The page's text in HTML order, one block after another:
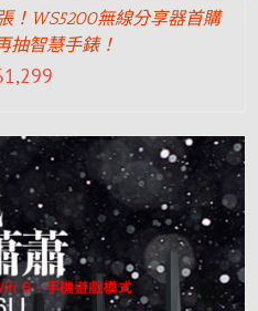
！WS5200無線分享器首購
抽智慧手錶！
1,299